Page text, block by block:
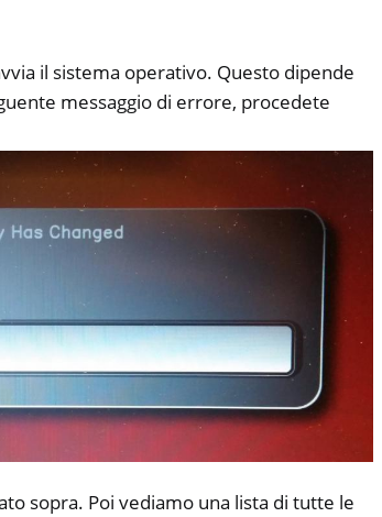
il sistema operativo. Questo dipende
messaggio di errore, procedete
sopra. Poi vediamo una lista di tutte le